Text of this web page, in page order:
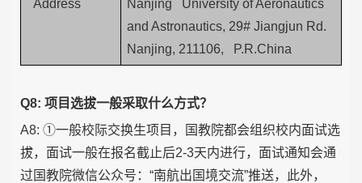
Address
Nanjing University of Aeronautics
and Astronautics, 29# Jiangjun Rd.
Nanjing, 211106, P.R.China
Q8: 项目选拔一般采取什么方式？
A8: ①一般校际交换生项目，国教院都会组织校内面试选
拔，面试一般在报名截止后2-3天内进行，面试通知会通
过国教院微信公众号：“南航出国境交流”推送，此外，